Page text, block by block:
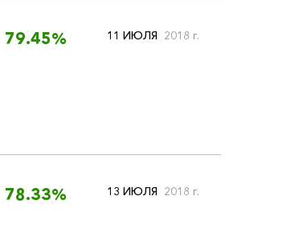
79.45% 11 ИЮЛЯ 2018 г.
78.33% 13 ИЮЛЯ 2018 г.